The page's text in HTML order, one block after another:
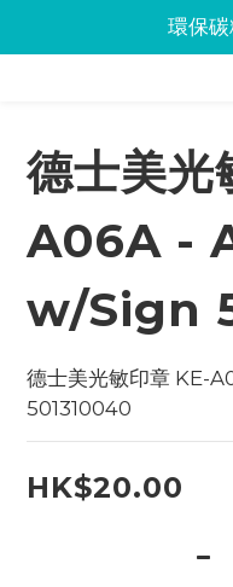
Jabra會議設
環保
Jabra會議設
德士美光
A06A -
w/Sign
德士美光敏印章 KE-
501310040
HK$20.00